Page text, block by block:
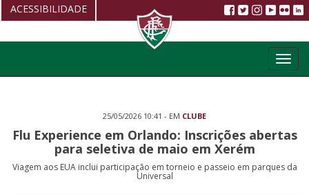
25/05/2026 10:41 - EM CLUBE
Flu Experience em Orlando: Inscrições abertas
para seletiva de maio em Xerém
Viagem aos EUA inclui participação em torneio e passeio em parques da
Universal
ACESSIBILIDADE